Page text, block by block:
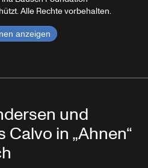
Alle Rechte vorbehalten.
anzeigen
und
in „Ahnen“